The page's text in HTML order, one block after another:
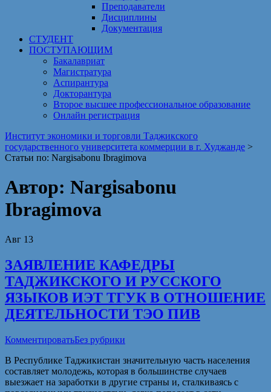
Преподаватели
Дисциплины
Документация
СТУДЕНТ
ПОСТУПАЮЩИМ
Бакалавриат
Магистратура
Аспирантура
Докторантура
Второе высшее профессиональное образование
Онлайн регистрация
Институт экономики и торговли Таджикского
государственного университета коммерции в г. Худжанде >
Статьи по: Nargisabonu Ibragimova
Автор: Nargisabonu
Ibragimova
Авг 13
ЗАЯВЛЕНИЕ КАФЕДРЫ
ТАДЖИКСКОГО И РУССКОГО
ЯЗЫКОВ ИЭТ ТГУК В ОТНОШЕНИЕ
ДЕЯТЕЛЬНОСТИ ТЭО ПИВ
КомментироватьБез рубрики
В Республике Таджикистан значительную часть населения
составляет молодежь, которая в большинстве случаев
выезжает на заработки в другие страны и, сталкиваясь с